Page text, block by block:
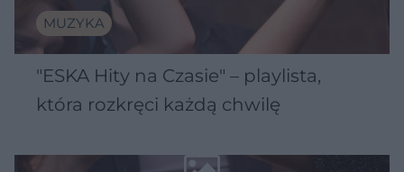
MUZYKA
"ESKA Hity na Czasie" – playlista,
która rozkręci każdą chwilę